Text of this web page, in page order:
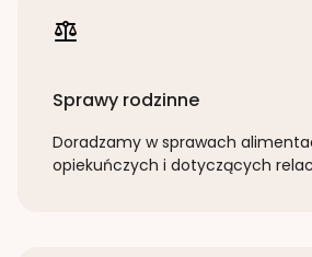
Sprawy rodzinne
Doradzamy w sprawach
opiekuńczych i dotyczących